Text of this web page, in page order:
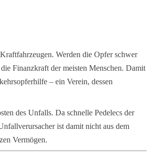
Werden die Opfer schwer
Finanzkraft der meisten Menschen. Damit
– ein Verein, dessen
des Unfalls. Da schnelle Pedelecs der
ist damit nicht aus dem
Vermögen.